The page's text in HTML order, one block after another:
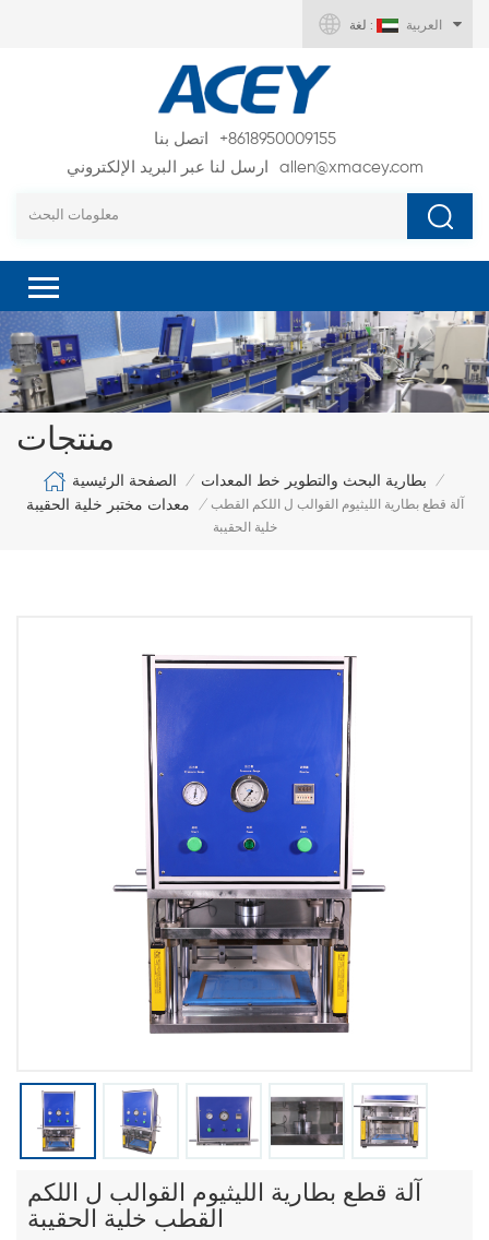
لغة : العربية
اتصل بنا
+8618950009155
ارسل لنا عبر البريد الإلكتروني
allen@xmacey.com
منتجات
الصفحة الرئيسية / بطارية البحث والتطوير خط المعدات /
معدات مختبر خلية الحقيبة / آلة قطع بطارية الليثيوم القوالب ل اللكم القطب
خلية الحقيبة
آلة قطع بطارية الليثيوم القوالب ل اللكم
القطب خلية الحقيبة